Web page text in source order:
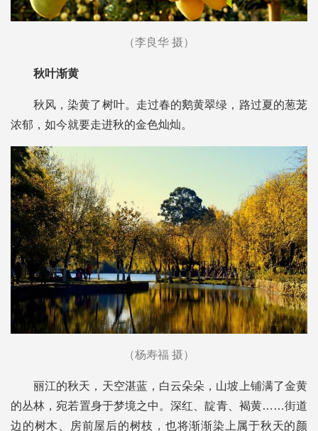
（李良华 摄）
秋叶渐黄
秋风，染黄了树叶。走过春的鹅黄翠绿，路过夏的葱茏
浓郁，如今就要走进秋的金色灿灿。
（杨寿福 摄）
丽江的秋天，天空湛蓝，白云朵朵，山坡上铺满了金黄
的丛林，宛若置身于梦境之中。深红、靛青、褐黄……街道
边的树木、房前屋后的树枝，也将渐渐染上属于秋天的颜